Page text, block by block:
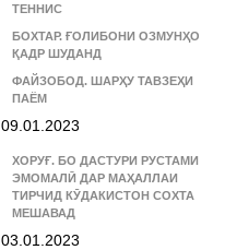
ТЕННИС
БОХТАР. ҒОЛИБОНИ ОЗМУНҲО
ҚАДР ШУДАНД
ФАЙЗОБОД. ШАРҲУ ТАВЗЕҲИ
ПАЁМ
09.01.2023
ХОРУҒ. БО ДАСТУРИ РУСТАМИ
ЭМОМАЛӢ ДАР МАҲАЛЛАИ
ТИРЧИД КӮДАКИСТОН СОХТА
МЕШАВАД
03.01.2023